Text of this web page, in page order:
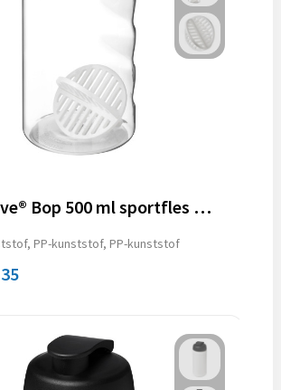
H2O Active® Bop 500 ml sportfles met shaker bal
PP-kunststof, PP-kunststof